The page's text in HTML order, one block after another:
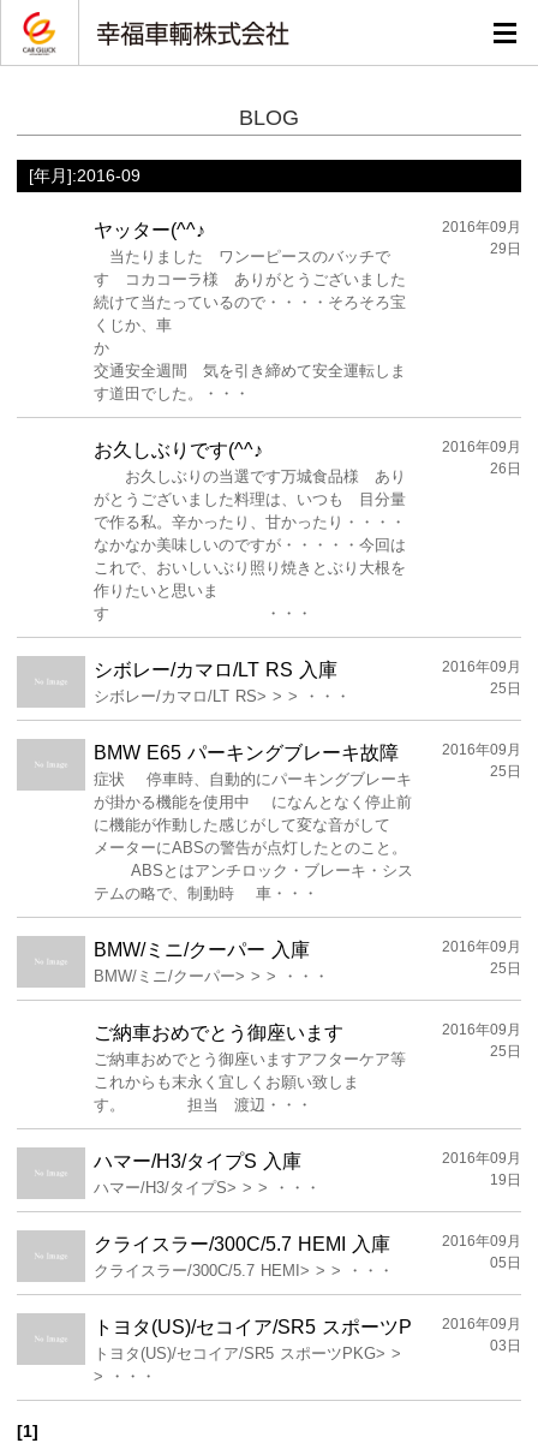
BLOG
[年月]:2016-09
ヤッター(^^♪
当たりました ワンーピースのバッチで
す コカコーラ様 ありがとうございました
続けて当たっているので・・・・そろそろ宝
くじか、車
か
交通安全週間 気を引き締めて安全運転しま
す道田でした。・・・
2016年09月
29日
お久しぶりです(^^♪
お久しぶりの当選です万城食品様 あり
がとうございました料理は、いつも 目分量
で作る私。辛かったり、甘かったり・・・・
なかなか美味しいのですが・・・・・今回は
これで、おいしいぶり照り焼きとぶり大根を
作りたいと思いま
す ・・・
2016年09月
26日
シボレー/カマロ/LT RS 入庫
シボレー/カマロ/LT RS> > > ・・・
2016年09月
25日
BMW E65 パーキングブレーキ故障
症状 停車時、自動的にパーキングブレーキ
が掛かる機能を使用中 になんとなく停止前
に機能が作動した感じがして変な音がして
メーターにABSの警告が点灯したとのこと。
ABSとはアンチロック・ブレーキ・シス
テムの略で、制動時 車・・・
2016年09月
25日
BMW/ミニ/クーパー 入庫
BMW/ミニ/クーパー> > > ・・・
2016年09月
25日
ご納車おめでとう御座います
ご納車おめでとう御座いますアフターケア等
これからも末永く宜しくお願い致しま
す。 担当 渡辺・・・
2016年09月
25日
ハマー/H3/タイプS 入庫
ハマー/H3/タイプS> > > ・・・
2016年09月
19日
クライスラー/300C/5.7 HEMI 入庫
クライスラー/300C/5.7 HEMI> > > ・・・
2016年09月
05日
トヨタ(US)/セコイア/SR5 スポーツP
トヨタ(US)/セコイア/SR5 スポーツPKG> >
> ・・・
2016年09月
03日
[1]